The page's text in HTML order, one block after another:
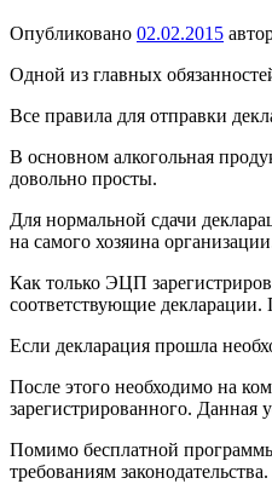
Опубликовано 02.02.2015
Одной из главных
Все правила для отправки
В основном алкогольная
довольно просты.
Для нормальной сдачи
на самого хозяина
Как только ЭЦП
соответствующие декларации.
Если декларация прошла
После этого необходимо на
зарегистрированного. Данная
Помимо бесплатной
требованиям законодательства.